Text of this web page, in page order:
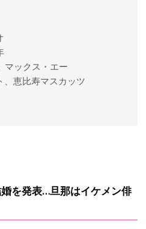
マックス・エー
、恵比寿マスカッツ
を発表…旦那はイケメン俳